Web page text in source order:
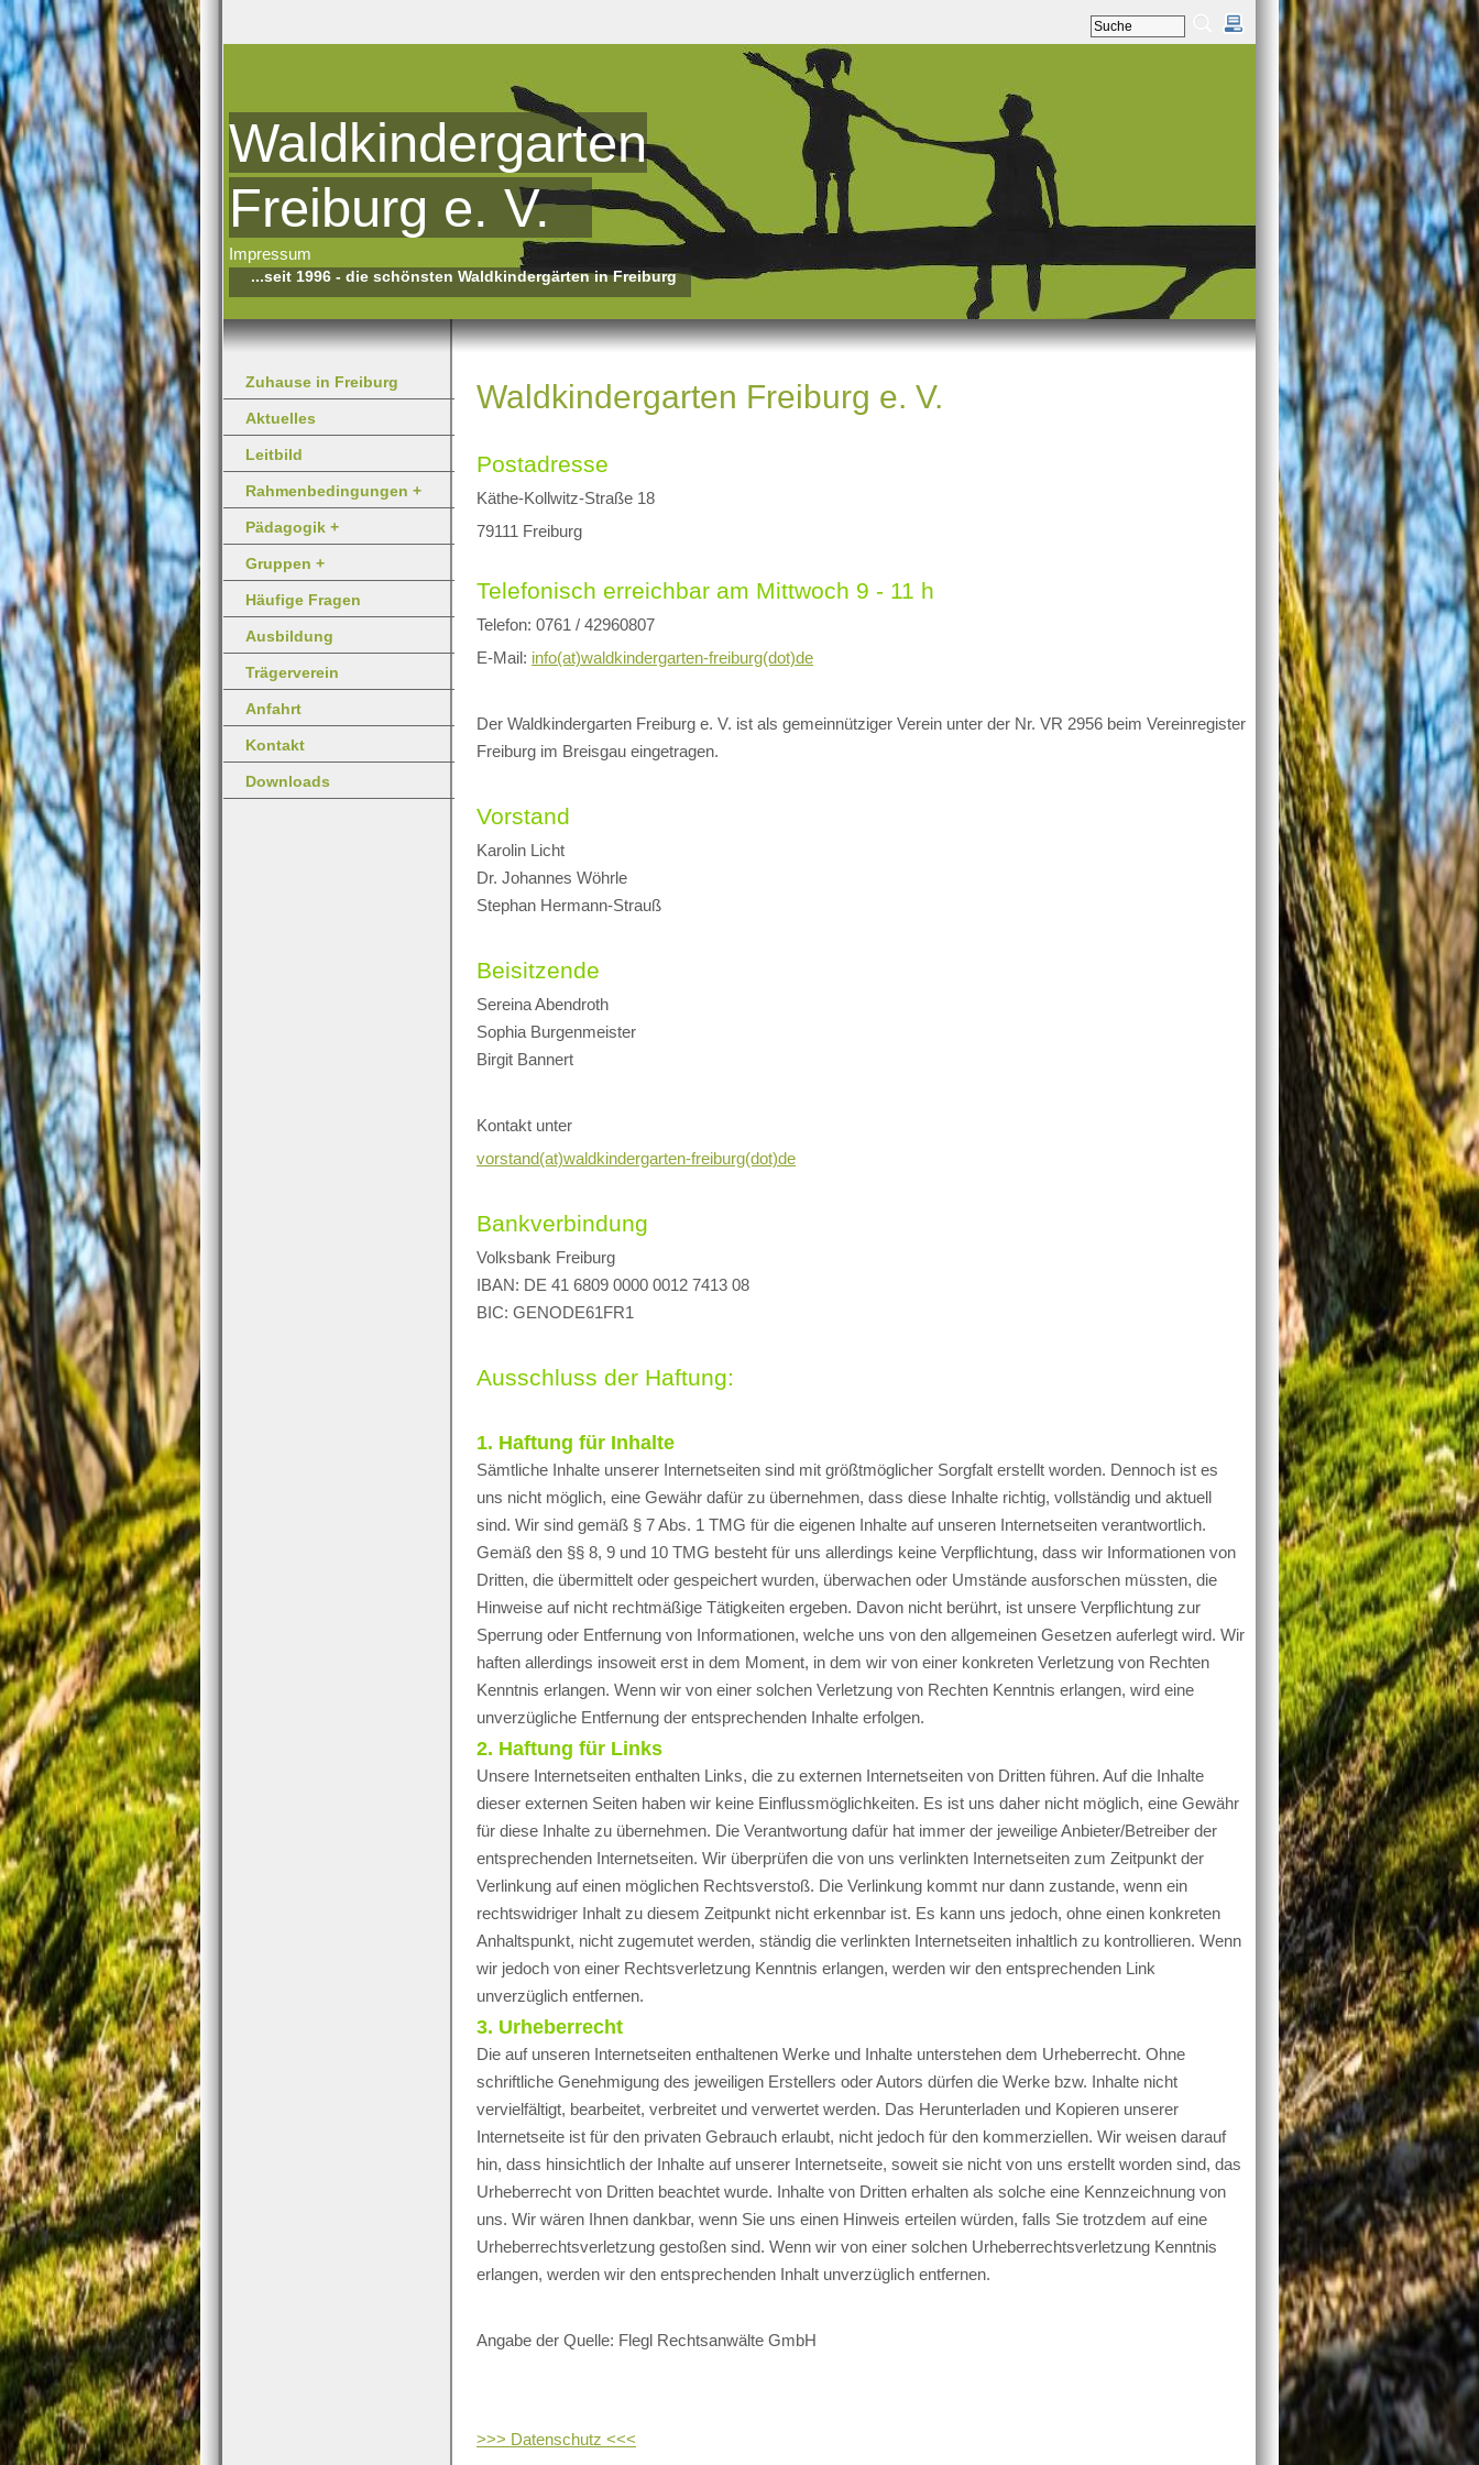
Waldkindergarten
Freiburg e. V.
Impressum
...seit 1996 - die schönsten Waldkindergärten in Freiburg
Zuhause in Freiburg
Aktuelles
Leitbild
Rahmenbedingungen +
Pädagogik +
Gruppen +
Häufige Fragen
Ausbildung
Trägerverein
Anfahrt
Kontakt
Downloads
Waldkindergarten Freiburg e. V.
Postadresse
Käthe-Kollwitz-Straße 18
79111 Freiburg
Telefonisch erreichbar am Mittwoch 9 - 11 h
Telefon: 0761 / 42960807
E-Mail: info(at)waldkindergarten-freiburg(dot)de
Der Waldkindergarten Freiburg e. V. ist als gemeinnütziger Verein unter der Nr. VR 2956 beim Vereinregister
Freiburg im Breisgau eingetragen.
Vorstand
Karolin Licht
Dr. Johannes Wöhrle
Stephan Hermann-Strauß
Beisitzende
Sereina Abendroth
Sophia Burgenmeister
Birgit Bannert
Kontakt unter
vorstand(at)waldkindergarten-freiburg(dot)de
Bankverbindung
Volksbank Freiburg
IBAN: DE 41 6809 0000 0012 7413 08
BIC: GENODE61FR1
Ausschluss der Haftung:
1. Haftung für Inhalte
Sämtliche Inhalte unserer Internetseiten sind mit größtmöglicher Sorgfalt erstellt worden. Dennoch ist es
uns nicht möglich, eine Gewähr dafür zu übernehmen, dass diese Inhalte richtig, vollständig und aktuell
sind. Wir sind gemäß § 7 Abs. 1 TMG für die eigenen Inhalte auf unseren Internetseiten verantwortlich.
Gemäß den §§ 8, 9 und 10 TMG besteht für uns allerdings keine Verpflichtung, dass wir Informationen von
Dritten, die übermittelt oder gespeichert wurden, überwachen oder Umstände ausforschen müssten, die
Hinweise auf nicht rechtmäßige Tätigkeiten ergeben. Davon nicht berührt, ist unsere Verpflichtung zur
Sperrung oder Entfernung von Informationen, welche uns von den allgemeinen Gesetzen auferlegt wird. Wir
haften allerdings insoweit erst in dem Moment, in dem wir von einer konkreten Verletzung von Rechten
Kenntnis erlangen. Wenn wir von einer solchen Verletzung von Rechten Kenntnis erlangen, wird eine
unverzügliche Entfernung der entsprechenden Inhalte erfolgen.
2. Haftung für Links
Unsere Internetseiten enthalten Links, die zu externen Internetseiten von Dritten führen. Auf die Inhalte
dieser externen Seiten haben wir keine Einflussmöglichkeiten. Es ist uns daher nicht möglich, eine Gewähr
für diese Inhalte zu übernehmen. Die Verantwortung dafür hat immer der jeweilige Anbieter/Betreiber der
entsprechenden Internetseiten. Wir überprüfen die von uns verlinkten Internetseiten zum Zeitpunkt der
Verlinkung auf einen möglichen Rechtsverstoß. Die Verlinkung kommt nur dann zustande, wenn ein
rechtswidriger Inhalt zu diesem Zeitpunkt nicht erkennbar ist. Es kann uns jedoch, ohne einen konkreten
Anhaltspunkt, nicht zugemutet werden, ständig die verlinkten Internetseiten inhaltlich zu kontrollieren. Wenn
wir jedoch von einer Rechtsverletzung Kenntnis erlangen, werden wir den entsprechenden Link
unverzüglich entfernen.
3. Urheberrecht
Die auf unseren Internetseiten enthaltenen Werke und Inhalte unterstehen dem Urheberrecht. Ohne
schriftliche Genehmigung des jeweiligen Erstellers oder Autors dürfen die Werke bzw. Inhalte nicht
vervielfältigt, bearbeitet, verbreitet und verwertet werden. Das Herunterladen und Kopieren unserer
Internetseite ist für den privaten Gebrauch erlaubt, nicht jedoch für den kommerziellen. Wir weisen darauf
hin, dass hinsichtlich der Inhalte auf unserer Internetseite, soweit sie nicht von uns erstellt worden sind, das
Urheberrecht von Dritten beachtet wurde. Inhalte von Dritten erhalten als solche eine Kennzeichnung von
uns. Wir wären Ihnen dankbar, wenn Sie uns einen Hinweis erteilen würden, falls Sie trotzdem auf eine
Urheberrechtsverletzung gestoßen sind. Wenn wir von einer solchen Urheberrechtsverletzung Kenntnis
erlangen, werden wir den entsprechenden Inhalt unverzüglich entfernen.
Angabe der Quelle: Flegl Rechtsanwälte GmbH
>>> Datenschutz <<<